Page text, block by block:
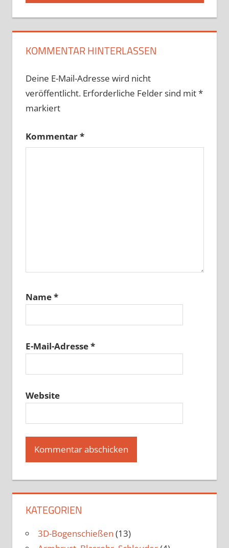
KOMMENTAR HINTERLASSEN
Deine E-Mail-Adresse wird nicht
veröffentlicht. Erforderliche Felder sind mit*
markiert
Kommentar*
Name*
E-Mail-Adresse*
Website
KATEGORIEN
3D-Bogenschießen (13)